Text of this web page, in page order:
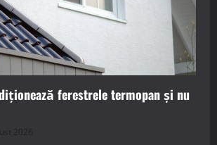
ferestrele termopan și nu
2026